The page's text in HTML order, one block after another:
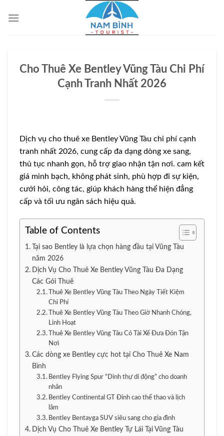
qua
Cho Thuê Xe Bentley Vũng Tàu Chi Phí
Cạnh Tranh Nhất 2026
Dịch vụ cho thuê xe Bentley Vũng Tàu chi phí cạnh
tranh nhất 2026, cung cấp đa dạng dòng xe sang,
thủ tục nhanh gọn, hỗ trợ giao nhận tận nơi. cam kết
giá minh bạch, không phát sinh, phù hợp đi sự kiện,
cưới hỏi, công tác, giúp khách hàng thể hiện đẳng
cấp và tối ưu ngân sách hiệu quả.
Table of Contents
Tại sao Bentley là lựa chọn hàng đầu tại Vũng Tàu
năm 2026
Dịch Vụ Cho Thuê Xe Bentley Vũng Tàu Đa Dạng
Các Gói Thuê
Thuê Xe Bentley Vũng Tàu Theo Ngày Tiết Kiệm
Chi Phí
Thuê Xe Bentley Vũng Tàu Theo Giờ Nhanh Chóng,
Linh Hoạt
Thuê Xe Bentley Vũng Tàu Có Tài Xế Đưa Đón Tận
Nơi
Các dòng xe Bentley cực hot tại Cho Thuê Xe Nam
Bình
Bentley Flying Spur “Dinh thự di động” cho doanh
nhân
Bentley Continental GT Đỉnh cao thể thao và lịch
lãm
Bentley Bentayga SUV siêu sang cho gia đình
Dịch Vụ Cho Thuê Xe Bentley Tự Lái Tại Vũng Tàu